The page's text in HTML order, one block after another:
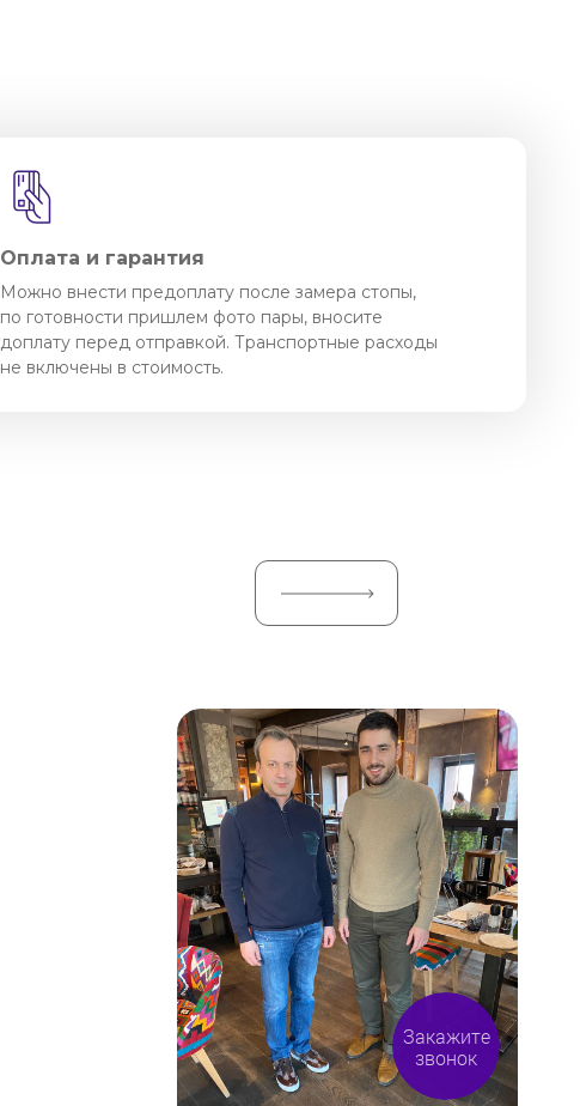
Оплата и гарантия
Можно внести предоплату после замера стопы,
по готовности пришлем фото пары, вносите
доплату перед отправкой. Транспортные расходы
не включены в стоимость.
Закажите
звонок